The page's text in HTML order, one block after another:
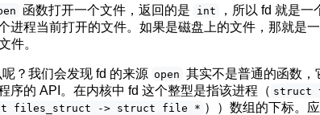
函数打开一个文件，返回的是 int
，所以 fd 就是
进程当前打开的文件。如果是磁盘上的文件，那就是
件。
？我们会发现 fd 的来源 open 其实不是普通的函数，
序的 API。在内核中 fd 这个整型是指该进程（ struct
files_struct -> struct file * ））数组的下标。